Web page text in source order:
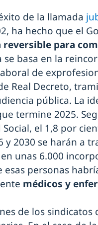
de la llamada
ha hecho que el
para
se basa en la
de
Real Decreto,
pública. La
termine 2025.
Social, el 1,8 por
y 2030 se harán a
unas 6.000
esas personas
médicos y
de los